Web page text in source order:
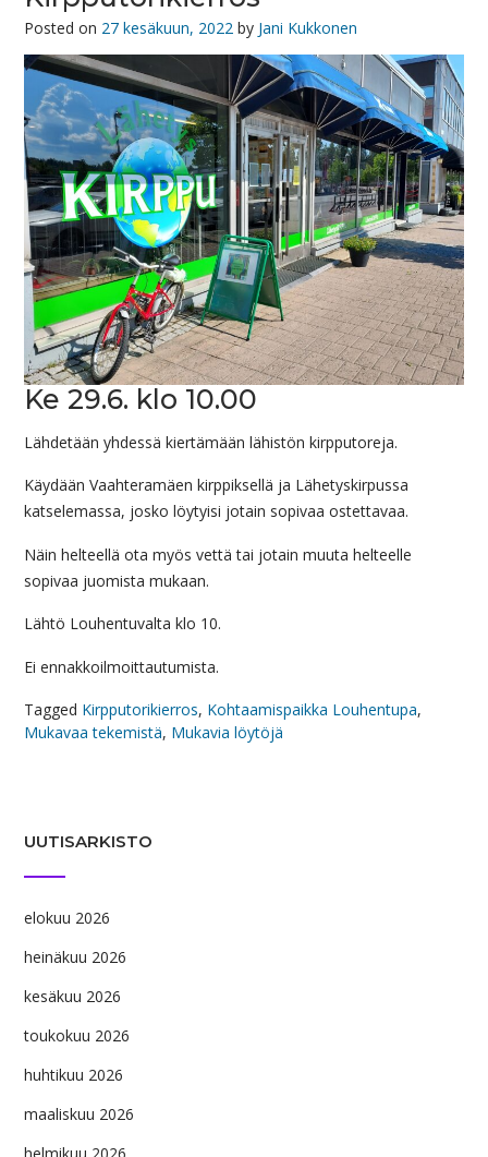
Posted on 27 kesäkuun, 2022 by Jani Kukkonen
Ke 29.6. klo 10.00
Lähdetään yhdessä kiertämään lähistön kirpputoreja.
Käydään Vaahteramäen kirppiksellä ja Lähetyskirpussa
katselemassa, josko löytyisi jotain sopivaa ostettavaa.
Näin helteellä ota myös vettä tai jotain muuta helteelle
sopivaa juomista mukaan.
Lähtö Louhentuvalta klo 10.
Ei ennakkoilmoittautumista.
Tagged Kirpputorikierros, Kohtaamispaikka Louhentupa,
Mukavaa tekemistä, Mukavia löytöjä
UUTISARKISTO
elokuu 2026
heinäkuu 2026
kesäkuu 2026
toukokuu 2026
huhtikuu 2026
maaliskuu 2026